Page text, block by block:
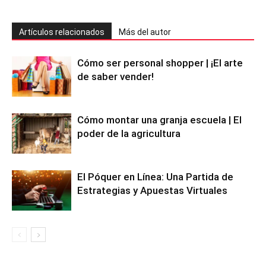
Artículos relacionados Más del autor
Cómo ser personal shopper | ¡El arte
de saber vender!
Cómo montar una granja escuela | El
poder de la agricultura
El Póquer en Línea: Una Partida de
Estrategias y Apuestas Virtuales